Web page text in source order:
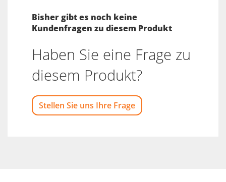
Bisher gibt es noch keine
Kundenfragen zu diesem Produkt
Haben Sie eine Frage zu
diesem Produkt?
Stellen Sie uns Ihre Frage